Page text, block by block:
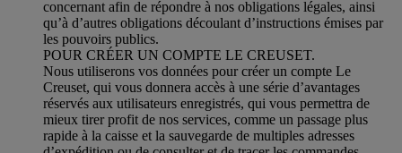
concernant afin de répondre à nos obligations légales, ainsi
qu’à d’autres obligations découlant d’instructions émises par
les pouvoirs publics.
POUR CRÉER UN COMPTE LE CREUSET.
Nous utiliserons vos données pour créer un compte Le
Creuset, qui vous donnera accès à une série d’avantages
réservés aux utilisateurs enregistrés, qui vous permettra de
mieux tirer profit de nos services, comme un passage plus
rapide à la caisse et la sauvegarde de multiples adresses